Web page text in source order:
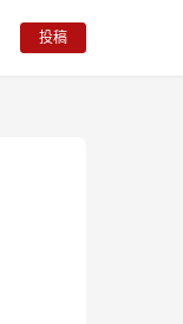
投稿